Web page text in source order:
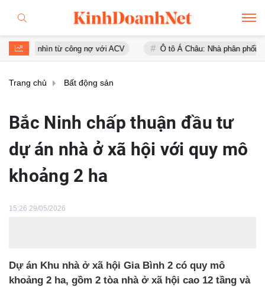
nhìn từ công nợ với ACV Ô tô Á Châu: Nhà phân phối Audi tại
Trang chủ Bất động sản
Bắc Ninh chấp thuận đầu tư
dự án nhà ở xã hội với quy mô
khoảng 2 ha
15:26 29/05/2026
Dự án Khu nhà ở xã hội Gia Bình 2 có quy mô
khoảng 2 ha, gồm 2 tòa nhà ở xã hội cao 12 tầng và